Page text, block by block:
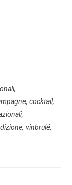
,
,cocktail,
,
,vinbrulé,